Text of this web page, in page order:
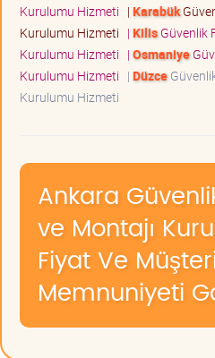
Kurulumu Hizmeti | Karabük
Kurulumu Hizmeti | KilisGüvenlik
Kurulumu Hizmeti | Osmaniye
Kurulumu Hizmeti | Düzce
Kurulumu Hizmeti
Ankara
ve Montajı
Fiyat Ve
Memnuniyeti